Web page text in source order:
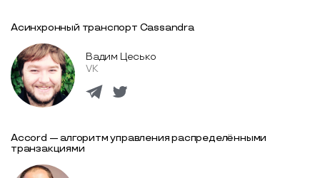
Асинхронный транспорт Cassandra
Вадим Цесько
VK
Accord — алгоритм управления распределёнными
транзакциями